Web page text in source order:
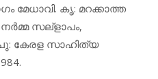
മേധാവി. കൃ: മറക്കാത്ത
സല്‌ളാപം,
കേരള സാഹിത്യ